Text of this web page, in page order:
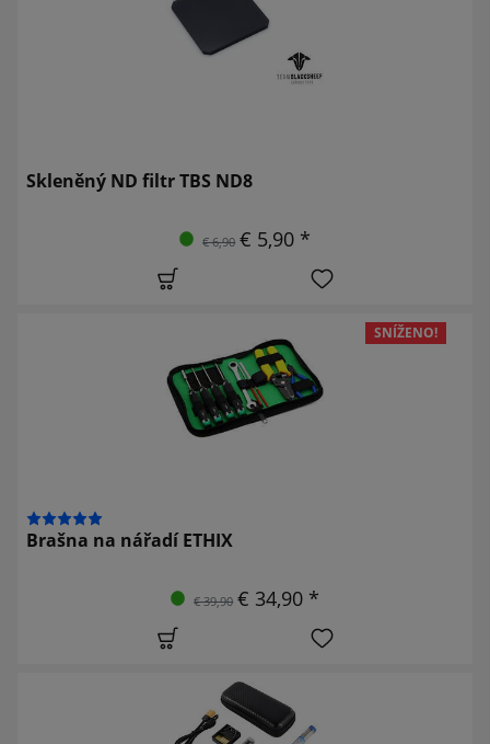
Skleněný ND filtr TBS ND8
€ 6,90 € 5,90 *
SNÍŽENO!
Brašna na nářadí ETHIX
€ 39,90 € 34,90 *